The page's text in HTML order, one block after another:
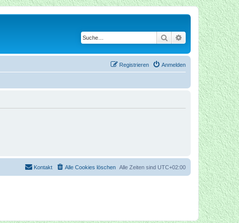
Suche Erweiterte Suche
Anmelden
Registrieren
Alle Zeiten sind UTC+02:00
Alle Cookies löschen
Kontakt